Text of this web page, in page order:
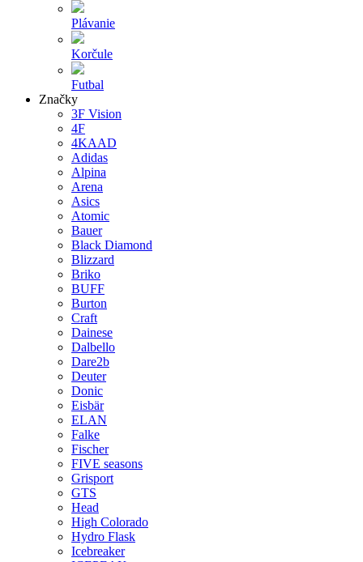
Plávanie
Korčule
Futbal
Značky
3F Vision
4F
4KAAD
Adidas
Alpina
Arena
Asics
Atomic
Bauer
Black Diamond
Blizzard
Briko
BUFF
Burton
Craft
Dainese
Dalbello
Dare2b
Deuter
Donic
Eisbär
ELAN
Falke
Fischer
FIVE seasons
Grisport
GTS
Head
High Colorado
Hydro Flask
Icebreaker